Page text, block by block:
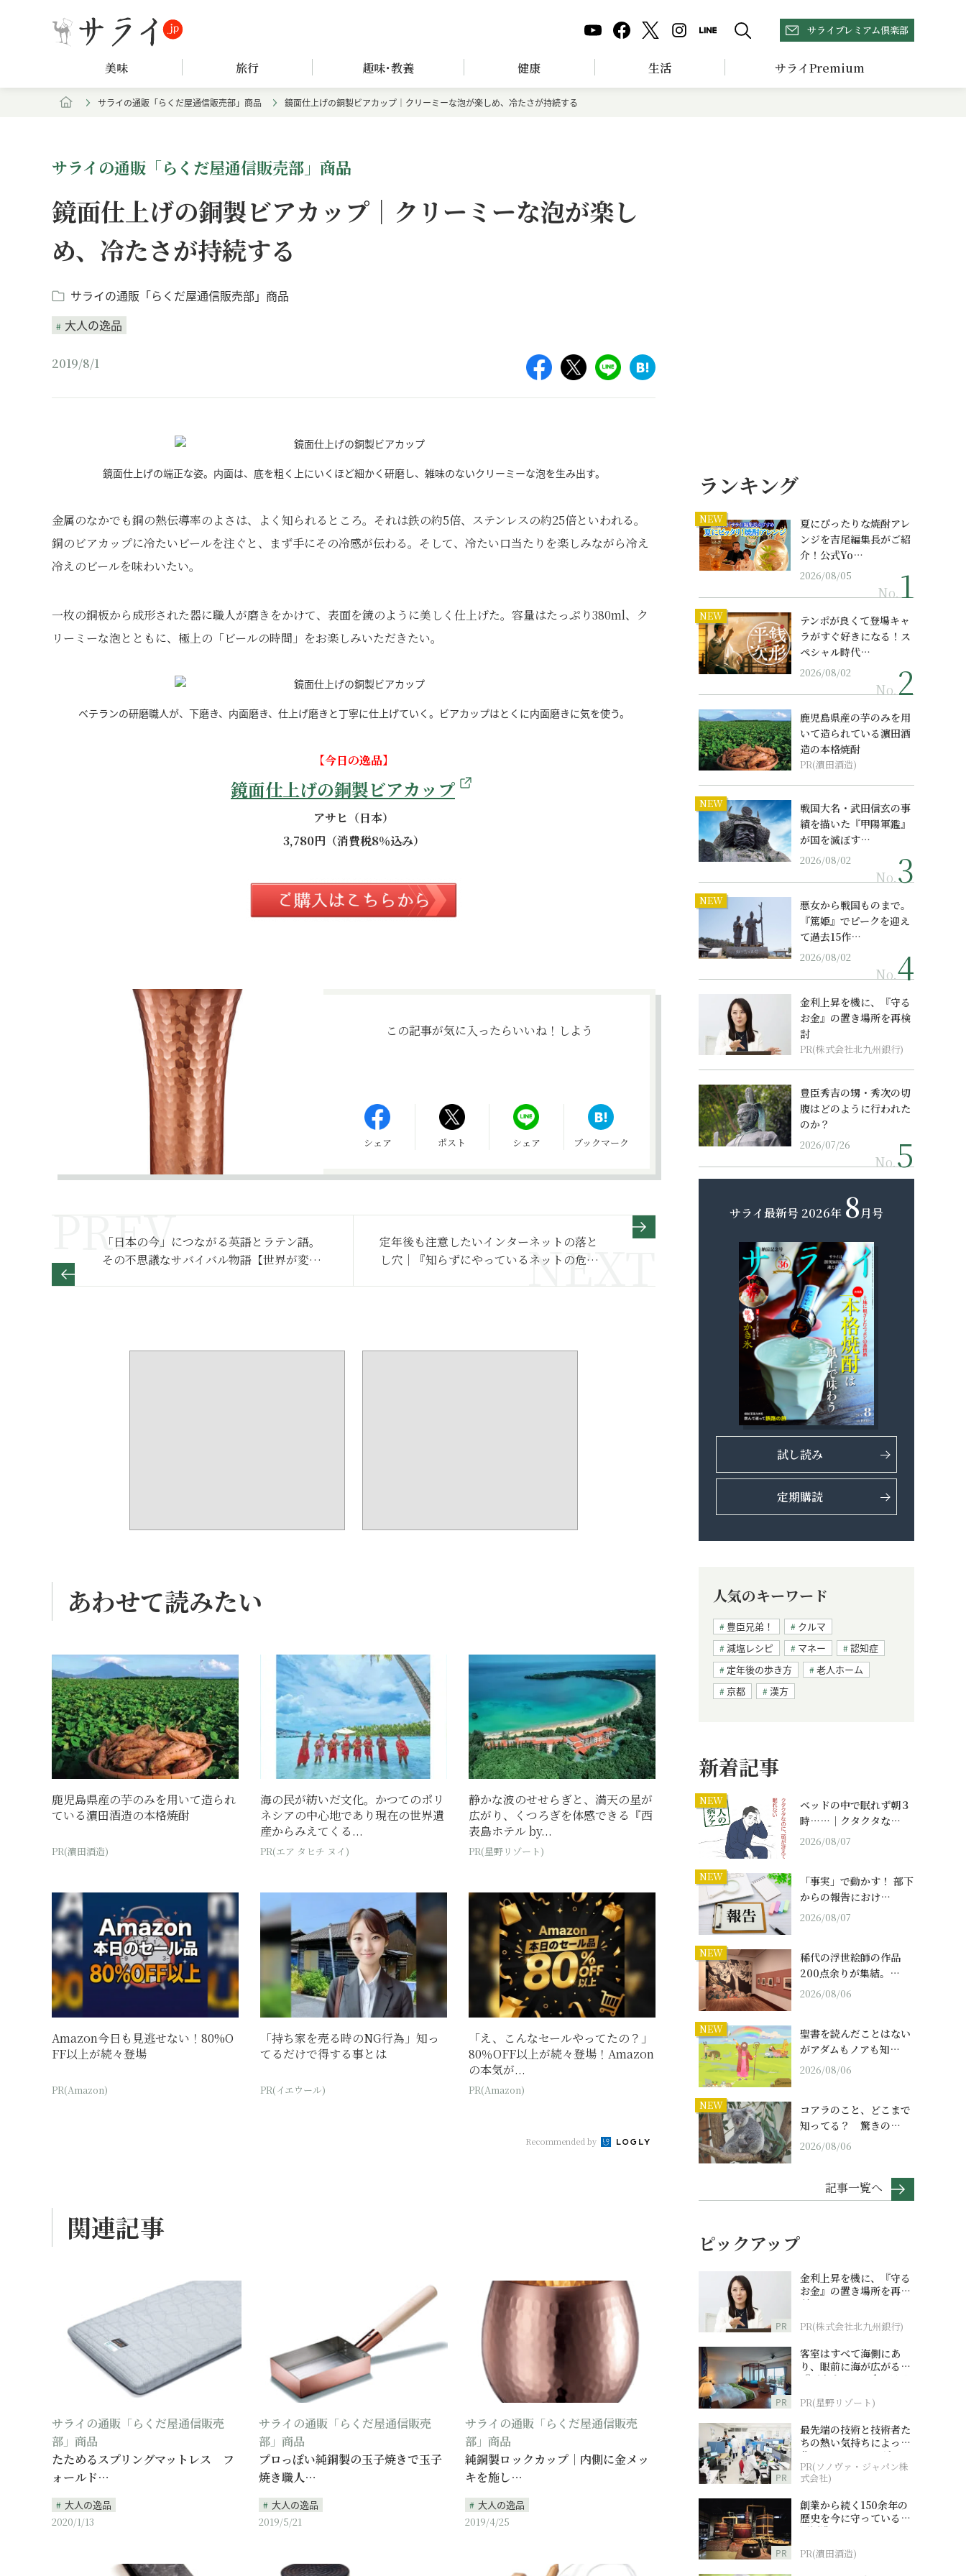
サライプレミアム倶楽部
美味 旅行 趣味･教養 健康 生活 サライPremium
サライの通販「らくだ屋通信販売部」商品 鏡面仕上げの銅製ビアカップ｜クリーミーな泡が楽しめ、冷たさが持続する
サライの通販「らくだ屋通信販売部」商品
鏡面仕上げの銅製ビアカップ｜クリーミーな泡が楽し
め、冷たさが持続する
サライの通販「らくだ屋通信販売部」商品
大人の逸品
2019/8/1
鏡面仕上げの端正な姿。内面は、底を粗く上にいくほど細かく研磨し、雑味のないクリーミーな泡を生み出す。
金属のなかでも銅の熱伝導率のよさは、よく知られるところ。それは鉄の約5倍、ステンレスの約25倍といわれる。
銅のビアカップに冷たいビールを注ぐと、まず手にその冷感が伝わる。そして、冷たい口当たりを楽しみながら冷え
冷えのビールを味わいたい。
一枚の銅板から成形された器に職人が磨きをかけて、表面を鏡のように美しく仕上げた。容量はたっぷり380ml、ク
リーミーな泡とともに、極上の「ビールの時間」をお楽しみいただきたい。
ベテランの研磨職人が、下磨き、内面磨き、仕上げ磨きと丁寧に仕上げていく。ビアカップはとくに内面磨きに気を使う。
【今日の逸品】
鏡面仕上げの銅製ビアカップ
アサヒ（日本）
3,780円（消費税8％込み）
この記事が気に入ったらいいね！しよう
シェア ポスト シェア ブックマーク
「日本の今」につながる英語とラテン語。
その不思議なサバイバル物語【世界が変わ
定年後も注意したいインターネットの落と
し穴｜『知らずにやっているネットの危な
あわせて読みたい
鹿児島県産の芋のみを用いて造られ
ている濵田酒造の本格焼酎
PR(濵田酒造)
海の民が紡いだ文化。かつてのポリ
ネシアの中心地であり現在の世界遺
産からみえてくる...
PR(エア タヒチ ヌイ)
静かな波のせせらぎと、満天の星が
広がり、くつろぎを体感できる『西
表島ホテル by...
PR(星野リゾート)
Amazon今日も見逃せない！80%O
FF以上が続々登場
PR(Amazon)
「持ち家を売る時のNG行為」知っ
てるだけで得する事とは
PR(イエウール)
「え、こんなセールやってたの？」
80％OFF以上が続々登場！Amazon
の本気が...
PR(Amazon)
Recommended by
関連記事
サライの通販「らくだ屋通信販売
部」商品
たためるスプリングマットレス フ
ォールド…
大人の逸品
2020/1/13
サライの通販「らくだ屋通信販売
部」商品
プロっぽい純銅製の玉子焼きで玉子
焼き職人…
大人の逸品
2019/5/21
サライの通販「らくだ屋通信販売
部」商品
純銅製ロックカップ｜内側に金メッ
キを施し…
大人の逸品
2019/4/25
ランキング
NEW
夏にぴったりな焼酎アレ
ンジを吉尾編集長がご紹
介！公式Yo…
2026/08/05
No.
NEW
テンポが良くて登場キャ
ラがすぐ好きになる！ス
ペシャル時代…
2026/08/02
No.
鹿児島県産の芋のみを用
いて造られている濵田酒
造の本格焼酎
PR(濵田酒造)
NEW
戦国大名・武田信玄の事
績を描いた『甲陽軍鑑』
が国を滅ぼす…
2026/08/02
No.
NEW
悪女から戦国ものまで。
『篤姫』でピークを迎え
て過去15作…
2026/08/02
No.
金利上昇を機に、『守る
お金』の置き場所を再検
討
PR(株式会社北九州銀行)
豊臣秀吉の甥・秀次の切
腹はどのように行われた
のか？
2026/07/26
No.
サライ最新号 2026年 8月号
試し読み
定期購読
人気のキーワード
豊臣兄弟！
クルマ
減塩レシピ
マネー
認知症
定年後の歩き方
老人ホーム
京都
漢方
新着記事
NEW
ベッドの中で眠れず朝３
時……｜クタクタな…
2026/08/07
NEW
「事実」で動かす！ 部下
からの報告におけ…
2026/08/07
NEW
稀代の浮世絵師の作品
200点余りが集結。…
2026/08/06
NEW
聖書を読んだことはない
がアダムもノアも知…
2026/08/06
NEW
コアラのこと、どこまで
知ってる？ 驚きの…
2026/08/06
記事一覧へ
ピックアップ
PR
金利上昇を機に、『守る
お金』の置き場所を再検
討
PR(株式会社北九州銀行)
PR
客室はすべて海側にあ
り、眼前に海が広がる
『西表島ホテル by 星野
PR(星野リゾート)
PR
最先端の技術と技術者た
ちの熱い気持ちによって
作られているオーダーメ
イド補聴器
PR(ソノヴァ・ジャパン株
式会社)
PR
創業から続く150余年の
歴史を今に守っている濵
田酒造
PR(濵田酒造)